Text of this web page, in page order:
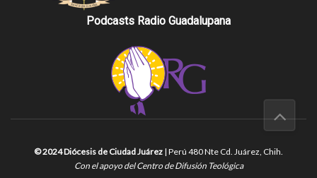
Podcasts Radio Guadalupana
© 2024 Diócesis de Ciudad Juárez | Perú 480 Nte Cd. Juárez, Chih.
Con el apoyo del Centro de Difusión Teológica